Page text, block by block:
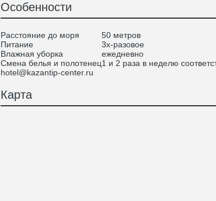
Особенности
Расстояние до моря
50 метров
Питание
3х-разовое
Влажная уборка
ежедневно
Смена белья и полотенец1 и 2 раза в неделю
hotel@kazantip-center.ru
Карта